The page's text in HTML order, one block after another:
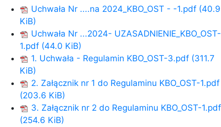
Uchwała Nr ....na 2024_KBO_OST - -1.pdf (40.9
KiB)
Uchwała Nr ...2024- UZASADNIENIE_KBO_OST-
1.pdf (44.0 KiB)
1. Uchwała - Regulamin KBO_OST-3.pdf (311.7
KiB)
2. Załącznik nr 1 do Regulaminu KBO_OST-1.pdf
(203.6 KiB)
3. Załącznik nr 2 do Regulaminu KBO_OST-1.pdf
(254.6 KiB)